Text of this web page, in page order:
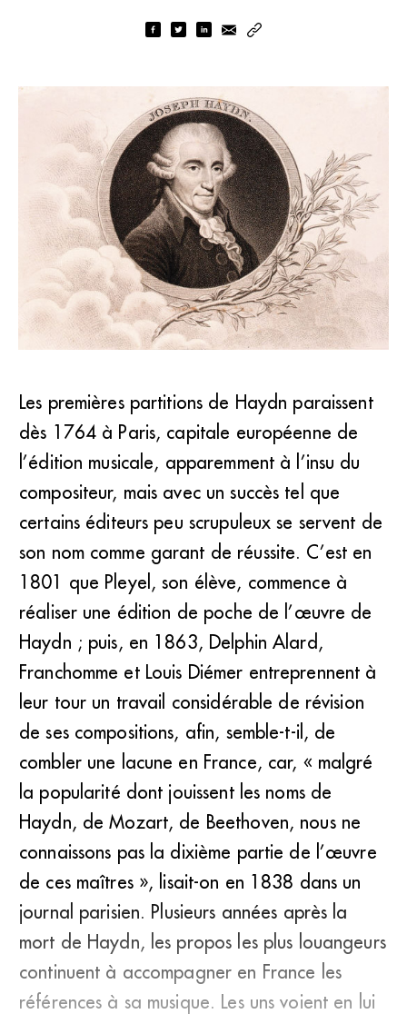
«Il marche sans égal, sa lyre a sû tout peindre : n’imitez
pas, creez, vous qui voulez l’atteindre.», dessin de Joseph
Haydn par Alexandre Chaponnier (BNF)
Les premières partitions de Haydn paraissent
dès 1764 à Paris, capitale européenne de
l’édition musicale, apparemment à l’insu du
compositeur, mais avec un succès tel que
certains éditeurs peu scrupuleux se servent de
son nom comme garant de réussite. C’est en
1801 que Pleyel, son élève, commence à
réaliser une édition de poche de l’œuvre de
Haydn ; puis, en 1863, Delphin Alard,
Franchomme et Louis Diémer entreprennent à
leur tour un travail considérable de révision
de ses compositions, afin, semble-t-il, de
combler une lacune en France, car, « malgré
la popularité dont jouissent les noms de
Haydn, de Mozart, de Beethoven, nous ne
connaissons pas la dixième partie de l’œuvre
de ces ­maîtres », lisait-on en 1838 dans un
journal parisien. Plusieurs années après la
mort de Haydn, les propos les plus louangeurs
continuent à accompagner en France les
références à sa musique. Les uns voient en lui